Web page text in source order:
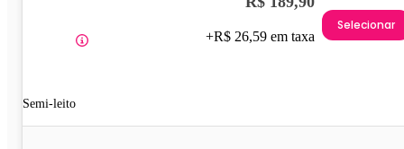
Semi-leito
+R$ 26,59 em taxa
Selecionar